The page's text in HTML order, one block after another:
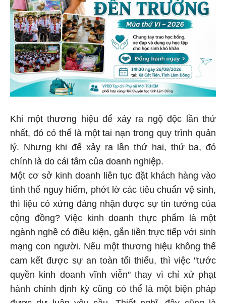
Khi một thương hiệu để xảy ra ngộ độc lần thứ
nhất, đó có thể là một tai nạn trong quy trình quản
lý. Nhưng khi để xảy ra lần thứ hai, thứ ba, đó
chính là do cái tâm của doanh nghiệp.
Một cơ sở kinh doanh liên tục đặt khách hàng vào
tình thế nguy hiểm, phớt lờ các tiêu chuẩn vệ sinh,
thì liệu có xứng đáng nhận được sự tin tưởng của
cộng đồng? Việc kinh doanh thực phẩm là một
ngành nghề có điều kiện, gắn liền trực tiếp với sinh
mạng con người. Nếu một thương hiệu không thể
cam kết được sự an toàn tối thiểu, thì việc "tước
quyền kinh doanh vĩnh viễn" thay vì chỉ xử phạt
hành chính định kỳ cũng có thể là một biện pháp